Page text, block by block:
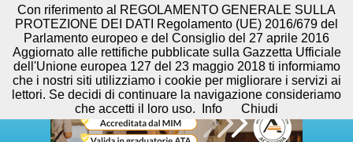
Con riferimento al REGOLAMENTO GENERALE SULLA
PROTEZIONE DEI DATI Regolamento (UE) 2016/679 del
Parlamento europeo e del Consiglio del 27 aprile 2016
Aggiornato alle rettifiche pubblicate sulla Gazzetta Ufficiale
dell'Unione europea 127 del 23 maggio 2018 ti informiamo
che i nostri siti utilizziamo i cookie per migliorare i servizi ai
lettori. Se decidi di continuare la navigazione consideriamo
che accetti il loro uso.
Info Chiudi